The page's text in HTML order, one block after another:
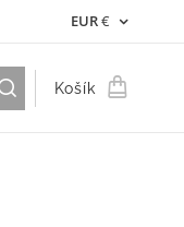
EUR€
Košík